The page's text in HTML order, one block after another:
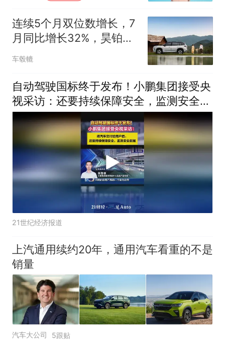
连续5个月双位数增长，7
月同比增长32%，昊铂埃
安为何能逆势增长
车毂轆
自动驾驶国标终于发布！小鹏集团接受央
视采访：还要持续保障安全，监测安全数
据
21世纪经济报道
上汽通用续约20年，通用汽车看重的不是
销量
汽车大公司 5跟贴